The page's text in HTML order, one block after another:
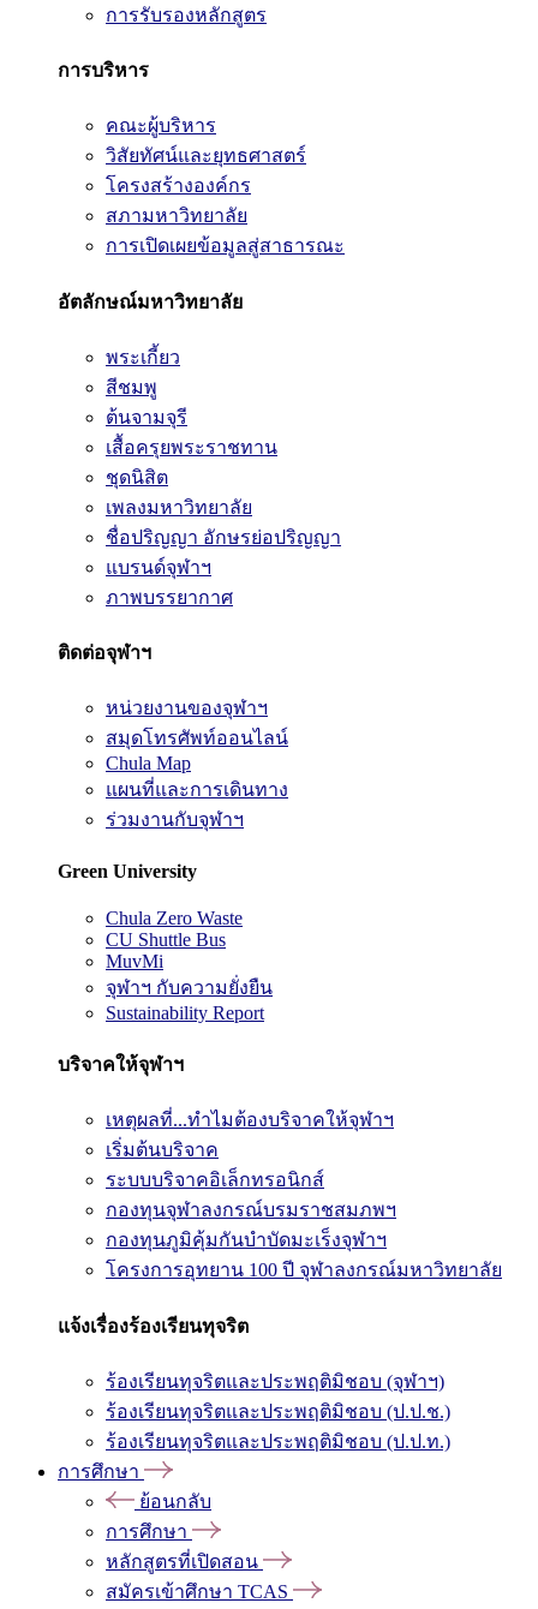
การรับรองหลักสูตร
การบริหาร
คณะผู้บริหาร
วิสัยทัศน์และยุทธศาสตร์
โครงสร้างองค์กร
สภามหาวิทยาลัย
การเปิดเผยข้อมูลสู่สาธารณะ
อัตลักษณ์มหาวิทยาลัย
พระเกี้ยว
สีชมพู
ต้นจามจุรี
เสื้อครุยพระราชทาน
ชุดนิสิต
เพลงมหาวิทยาลัย
ชื่อปริญญา อักษรย่อปริญญา
แบรนด์จุฬาฯ
ภาพบรรยากาศ
ติดต่อจุฬาฯ
หน่วยงานของจุฬาฯ
สมุดโทรศัพท์ออนไลน์
Chula Map
แผนที่และการเดินทาง
ร่วมงานกับจุฬาฯ
Green University
Chula Zero Waste
CU Shuttle Bus
MuvMi
จุฬาฯ กับความยั่งยืน
Sustainability Report
บริจาคให้จุฬาฯ
เหตุผลที่...ทำไมต้องบริจาคให้จุฬาฯ
เริ่มต้นบริจาค
ระบบบริจาคอิเล็กทรอนิกส์
กองทุนจุฬาลงกรณ์บรมราชสมภพฯ
กองทุนภูมิคุ้มกันบำบัดมะเร็งจุฬาฯ
โครงการอุทยาน 100 ปี จุฬาลงกรณ์มหาวิทยาลัย
แจ้งเรื่องร้องเรียนทุจริต
ร้องเรียนทุจริตและประพฤติมิชอบ (จุฬาฯ)
ร้องเรียนทุจริตและประพฤติมิชอบ (ป.ป.ช.)
ร้องเรียนทุจริตและประพฤติมิชอบ (ป.ป.ท.)
การศึกษา
ย้อนกลับ
การศึกษา
หลักสูตรที่เปิดสอน
สมัครเข้าศึกษา TCAS